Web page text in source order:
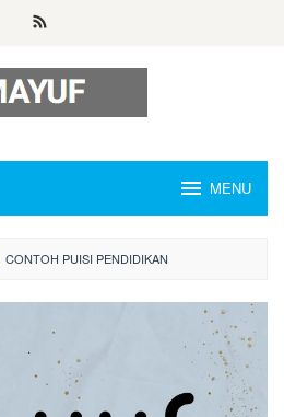
MENU
CONTOH PUISI PENDIDIKAN